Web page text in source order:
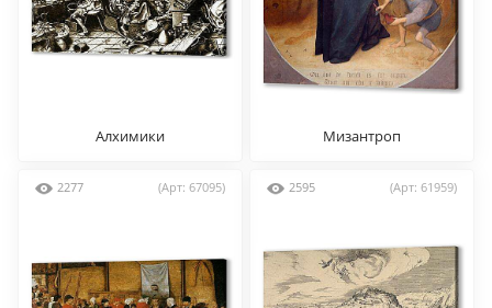
Алхимики Мизантроп
2277 (Арт: 67095) 2595 (Арт: 61959)